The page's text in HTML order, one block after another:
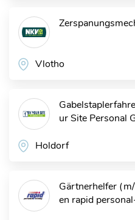
Vlotho
ur Site Personal
Holdorf
Gärtnerhelfer
en rapid